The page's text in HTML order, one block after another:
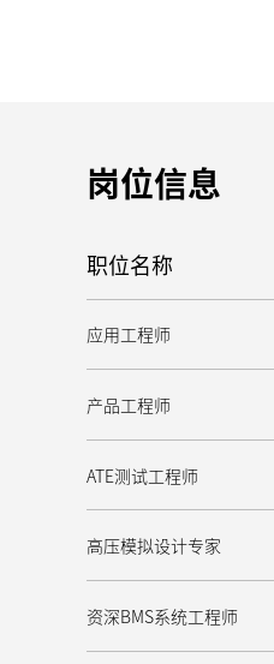
岗位信息
职位名称
应用工程师
产品工程师
ATE测试工程师
高压模拟设计专家
资深BMS系统工程师